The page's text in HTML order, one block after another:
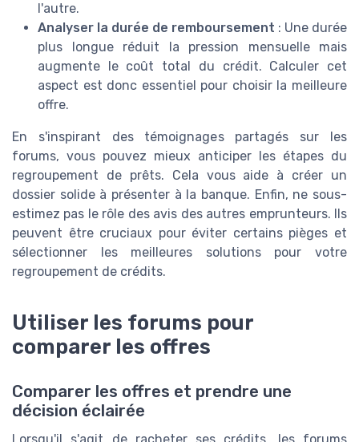
l'autre.
Analyser la durée de remboursement : Une durée
plus longue réduit la pression mensuelle mais
augmente le coût total du crédit. Calculer cet
aspect est donc essentiel pour choisir la meilleure
offre.
En s'inspirant des témoignages partagés sur les
forums, vous pouvez mieux anticiper les étapes du
regroupement de prêts. Cela vous aide à créer un
dossier solide à présenter à la banque. Enfin, ne sous-
estimez pas le rôle des avis des autres emprunteurs. Ils
peuvent être cruciaux pour éviter certains pièges et
sélectionner les meilleures solutions pour votre
regroupement de crédits.
Utiliser les forums pour
comparer les offres
Comparer les offres et prendre une
décision éclairée